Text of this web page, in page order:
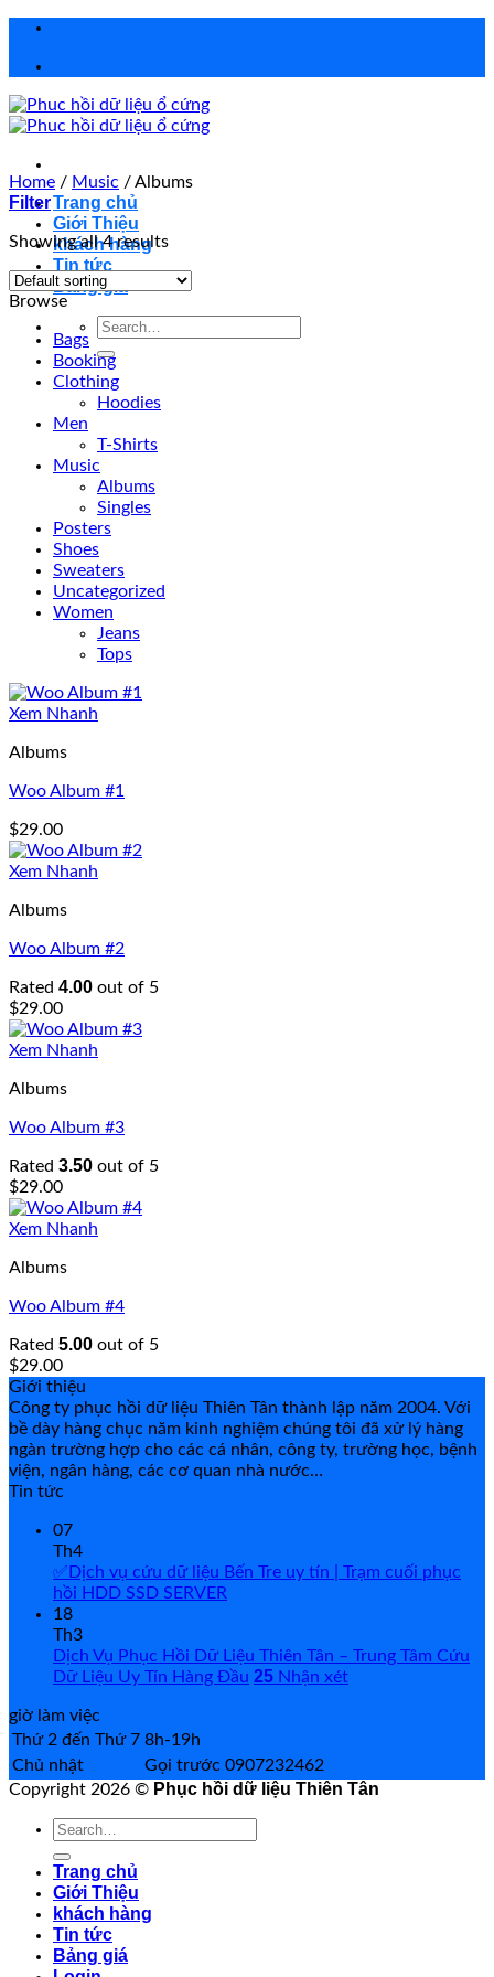
Chuyển
Trang chủ
Giới Thiệu
khách hàng
Tin tức
Bảng giá
Search
Home / Music /Albums
Filter
Showing all 4 results
Browse
Bags
Booking
Clothing
Hoodies
Men
T-Shirts
Music
Albums
Singles
Posters
Shoes
Sweaters
Uncategorized
Women
Jeans
Tops
Xem Nhanh
Albums
Woo Album #1
$29.00
Xem Nhanh
Albums
Woo Album #2
Rated 4.00 out of 5
$29.00
Xem Nhanh
Albums
Woo Album #3
Rated 3.50 out of 5
$29.00
Xem Nhanh
Albums
Woo Album #4
Rated 5.00 out of 5
$29.00
Giới thiệu
Công ty phục hồi dữ liệu Thiên Tân thành lập năm 2004. Với
bề dày hàng chục năm kinh nghiệm chúng tôi đã xử lý hàng
ngàn trường hợp cho các cá nhân, công ty, trường học, bệnh
viện, ngân hàng, các cơ quan nhà nước…
Tin tức
07
Th4
✅Dịch vụ cứu dữ liệu Bến Tre uy tín | Trạm cuối phục
hồi HDD SSD SERVER
18
Th3
Dịch Vụ Phục Hồi Dữ Liệu Thiên Tân – Trung Tâm Cứu
Dữ Liệu Uy Tín Hàng Đầu 25 Nhận xét
giờ làm việc
Thứ 2 đến Thứ 7 8h-19h
Chủ nhật
Gọi trước 0907232462
Copyright 2026 © Phục hồi dữ liệu Thiên Tân
Search
Trang chủ
Giới Thiệu
khách hàng
Tin tức
Bảng giá